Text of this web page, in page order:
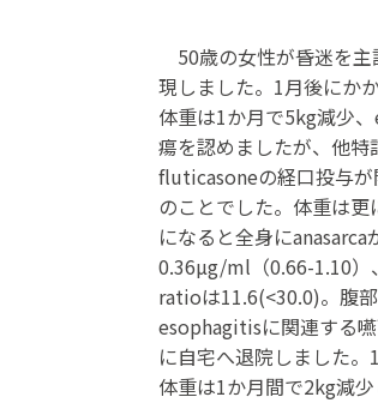
50歳の女性が昏迷を主
現しました。1月後にか
体重は1か月で5kg減少
瘍を認めましたが、他
fluticasoneの経口投与が
のことでした。体重は
になると全身に
0.36µg/ml（0.66-1.10
ratioは11.6(<30.0)。腹
esophagitisに関連する
に自宅へ退院しました
体重は1か月間で2kg減